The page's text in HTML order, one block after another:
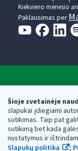
Šioje svetainėje
slapukai įdiegiami
sutikimas. Taip pat
sutikimą bet kada
nustatymus ir
Slapukų politika
;
Kiekvieno mėnesio
Paklausimas per
Respublikos
Biudžetinė įstaiga.
adresas: Vasario 16-
vmi@vmi.lt, E.
Duomenys apie